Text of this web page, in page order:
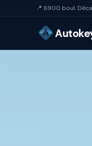
📍 6900 boul.